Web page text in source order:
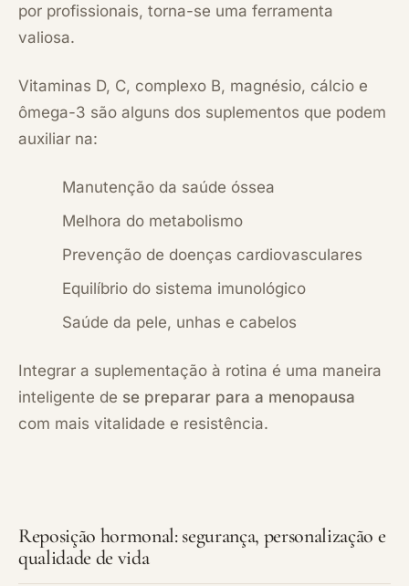
por profissionais, torna-se uma ferramenta
valiosa.
Vitaminas D, C, complexo B, magnésio, cálcio e
ômega-3 são alguns dos suplementos que podem
auxiliar na:
Manutenção da saúde óssea
Melhora do metabolismo
Prevenção de doenças cardiovasculares
Equilíbrio do sistema imunológico
Saúde da pele, unhas e cabelos
Integrar a suplementação à rotina é uma maneira
inteligente de se preparar para a menopausa
com mais vitalidade e resistência.
Reposição hormonal: segurança, personalização e
qualidade de vida